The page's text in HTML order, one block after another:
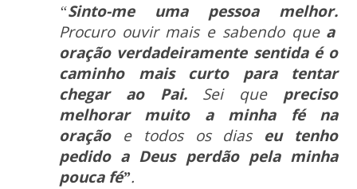
“Sinto-me uma pessoa melhor.
Procuro ouvir mais e sabendo que a
oração verdadeiramente sentida é o
caminho mais curto para tentar
chegar ao Pai.Sei que preciso
melhorar muito a minha fé na
oraçãoe todos os dias eu tenho
pedido a Deus perdão pela minha
pouca fé”.